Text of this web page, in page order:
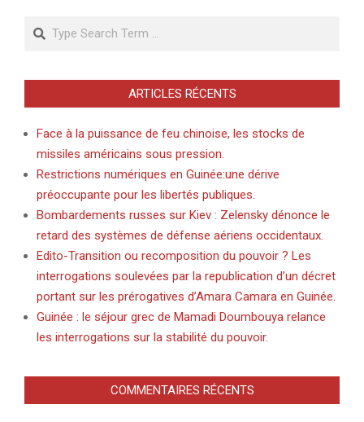
Search
ARTICLES RÉCENTS
Face à la puissance de feu chinoise, les stocks de
missiles américains sous pression.
Restrictions numériques en Guinée:une dérive
préoccupante pour les libertés publiques.
Bombardements russes sur Kiev : Zelensky dénonce le
retard des systèmes de défense aériens occidentaux.
Edito-Transition ou recomposition du pouvoir ? Les
interrogations soulevées par la republication d’un décret
portant sur les prérogatives d’Amara Camara en Guinée.
Guinée : le séjour grec de Mamadi Doumbouya relance
les interrogations sur la stabilité du pouvoir.
COMMENTAIRES RÉCENTS